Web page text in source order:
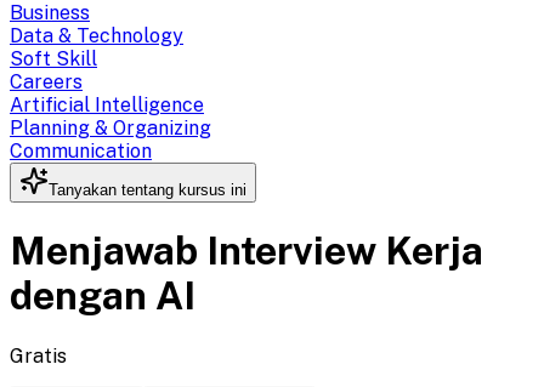
Business
Data & Technology
Soft Skill
Careers
Artificial Intelligence
Planning & Organizing
Communication
Tanyakan tentang kursus ini
Menjawab Interview Kerja
dengan AI
Gratis